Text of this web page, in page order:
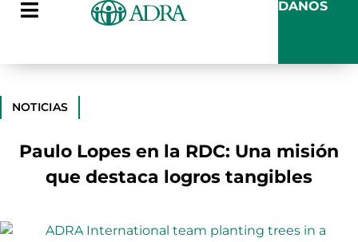
DANOS
NOTICIAS
Paulo Lopes en la RDC: Una misión
que destaca logros tangibles